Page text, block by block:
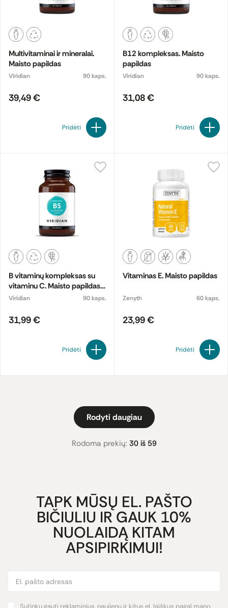
Multivitaminai ir mineralai.
Maisto papildas
Viridian 90 kaps.
39,49 €
Pridėti
B12 kompleksas. Maisto
papildas
Viridian 90 kaps.
31,08 €
Pridėti
B vitaminų kompleksas su
vitaminu C. Maisto papildas.
Maisto papildas
Viridian 90 kaps.
31,99 €
Pridėti
Vitaminas E. Maisto papildas
Zenyth 60 kaps.
23,99 €
Pridėti
Rodyti daugiau
Rodoma prekių: 30 iš 59
TAPK MŪSŲ EL. PAŠTO
BIČIULIU IR GAUK 10%
NUOLAIDĄ KITAM
APSIPIRKIMUI!
Sutinku gauti reklaminius, naujienų ir kitus el. laiškus pagal mano